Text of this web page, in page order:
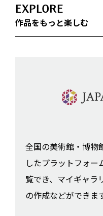
EXPLORE
作品をもっと楽しむ
全国の美術館・博物
したプラットフォー
覧でき、マイギャラ
の作成などができま